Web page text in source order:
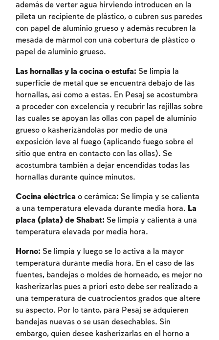
además de verter agua hirviendo introducen en la
pileta un recipiente de plástico, o cubren sus paredes
con papel de aluminio grueso y además recubren la
mesada de mármol con una cobertura de plástico o
papel de aluminio grueso.
Las hornallas y la cocina o estufa: Se limpia la
superficie de metal que se encuentra debajo de las
hornallas, así como a estas. En Pesaj se acostumbra
a proceder con excelencia y recubrir las rejillas sobre
las cuales se apoyan las ollas con papel de aluminio
grueso o kasherizándolas por medio de una
exposición leve al fuego (aplicando fuego sobre el
sitio que entra en contacto con las ollas). Se
acostumbra también a dejar encendidas todas las
hornallas durante quince minutos.
Cocina eléctrica o cerámica: Se limpia y se calienta
a una temperatura elevada durante media hora. La
placa (plata) de Shabat: Se limpia y calienta a una
temperatura elevada por media hora.
Horno: Se limpia y luego se lo activa a la mayor
temperatura durante media hora. En el caso de las
fuentes, bandejas o moldes de horneado, es mejor no
kasherizarlas pues a priori esto debe ser realizado a
una temperatura de cuatrocientos grados que altere
su aspecto. Por lo tanto, para Pesaj se adquieren
bandejas nuevas o se usan desechables. Sin
embargo, quien desee kasherizarlas en el horno a